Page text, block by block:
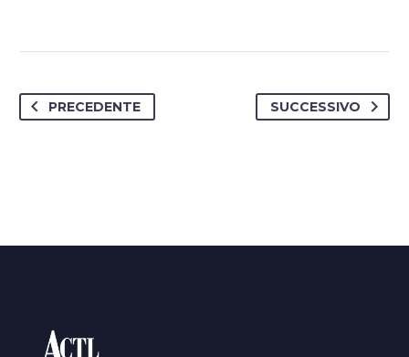
PRECEDENTE SUCCESSIVO